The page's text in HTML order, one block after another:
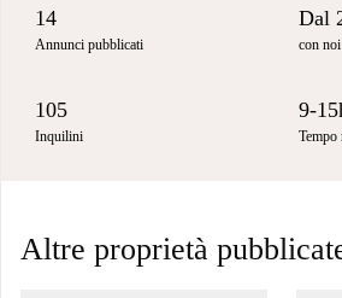
14
Annunci pubblicati
Dal
con noi
105
Inquilini
9-
Tempo
Altre proprietà